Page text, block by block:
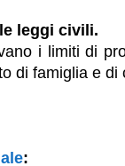
leggi civili.
i limiti di
di famiglia e di
: